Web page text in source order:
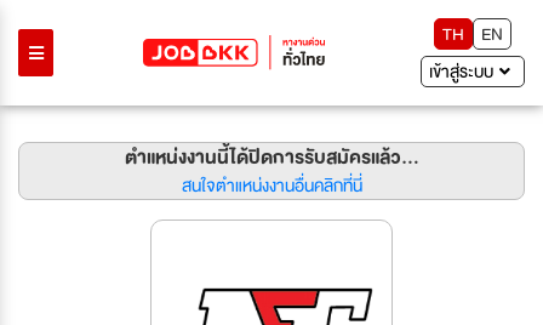
TH
EN
เข้าสู่ระบบ
ตำแหน่งงานนี้ได้ปิดการรับสมัครแล้ว...
สนใจตำแหน่งงานอื่นคลิกที่นี่